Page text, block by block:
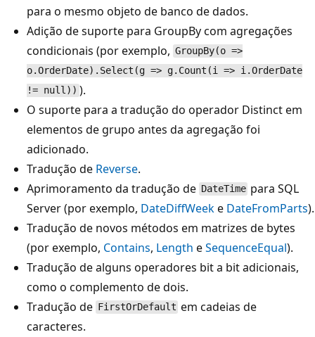
para o mesmo objeto de banco de dados.
Adição de suporte para GroupBy com agregações
condicionais (por exemplo, GroupBy(o =>
o.OrderDate).Select(g => g.Count(i => i.OrderDate
!= null)) ).
O suporte para a tradução do operador Distinct em
elementos de grupo antes da agregação foi
adicionado.
Tradução de Reverse.
Aprimoramento da tradução de DateTime para SQL
Server (por exemplo, DateDiffWeeke DateFromParts).
Tradução de novos métodos em matrizes de bytes
(por exemplo, Contains, Length eSequenceEqual).
Tradução de alguns operadores bit a bit adicionais,
como o complemento de dois.
Tradução de FirstOrDefault em cadeias de
caracteres.